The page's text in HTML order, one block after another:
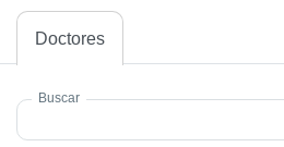
Doctores
Buscar